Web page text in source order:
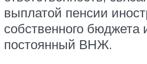
выплатой пенсии
собственного бюджета
постоянный ВНЖ.